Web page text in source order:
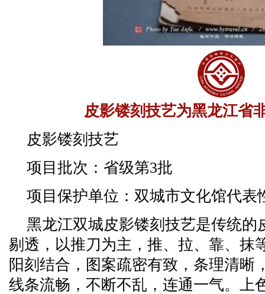
皮影镂刻技艺为黑龙江省
皮影镂刻技艺
项目批次：省级第3批
项目保护单位：双城市文化馆代表
黑龙江双城皮影镂刻技艺是传统的
剔透，以推刀为主，推、拉、靠、抹
阳刻结合，图案疏密有致，条理清晰
线条流畅，不断不乱，连通一气。上